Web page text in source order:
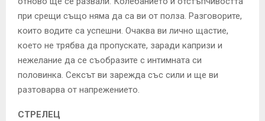
при срещи също няма да са ви от полза. Разговорите,
които водите са успешни. Очаква ви лично щастие,
което не трябва да пропускате, заради капризи и
нежелание да се съобразите с интимната си
половинка. Сексът ви зарежда със сили и ще ви
разтоварва от напрежението.
СТРЕЛЕЦ